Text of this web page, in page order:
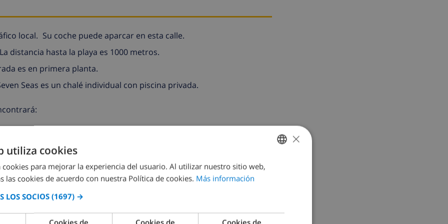
local. Su coche puede aparcar en esta calle.
La distancia hasta la playa es 1000 metros.
es en primera planta.
Seas es un chalé individual con piscina privada.
vacaciones.
SPANISH
DUTCH
SPANISH
×
utiliza cookies
cookies para mejorar la experiencia del usuario. Al utilizar nuestro sitio web,
las cookies de acuerdo con nuestra Política de cookies. Más información
LOS SOCIOS (1697) →